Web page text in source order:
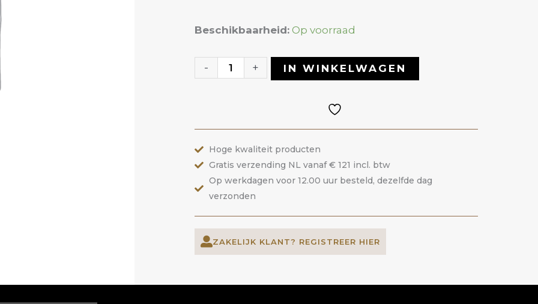
Beschikbaarheid: Op voorraad
-
Gum
+ IN WINKELWAGEN
Hoge kwaliteit producten
Gratis verzending NL vanaf € 121 incl. btw
Op werkdagen voor 12.00 uur besteld, dezelfde dag
verzonden
ZAKELIJK KLANT? REGISTREER HIER